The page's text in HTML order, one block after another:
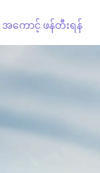
အကောင့် ဖန်တီးရန်